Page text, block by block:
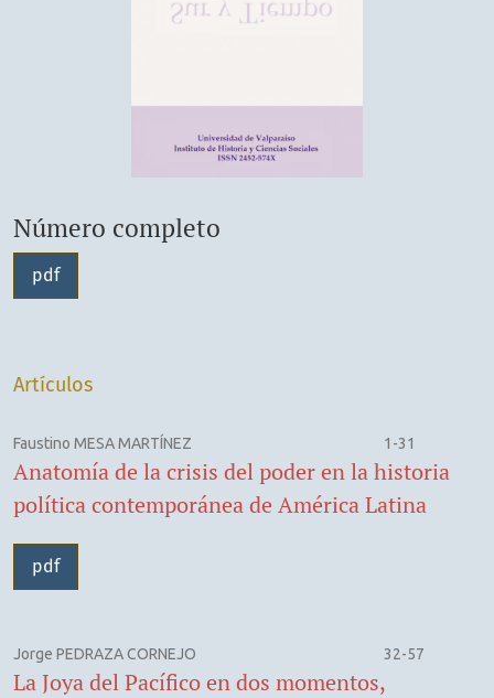
Número completo
pdf
Artículos
Faustino MESA MARTÍNEZ 1-31
Anatomía de la crisis del poder en la historia
política contemporánea de América Latina
pdf
Jorge PEDRAZA CORNEJO 32-57
La Joya del Pacífico en dos momentos,